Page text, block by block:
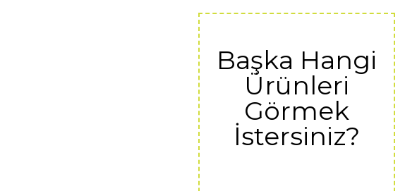
Başka Hangi
Ürünleri
Görmek
İstersiniz?